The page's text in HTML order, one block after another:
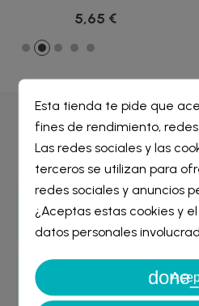
5,65 €
Por qué comprar en
Entrega GRATIS
Garantía de
asegurada
Crear lista de deseos
Nombre de la lista de deseos
Cancelar
Iniciar sesión
Debe iniciar sesión para guardar
deseos.
Esta tienda te pide que
fines de rendimiento,
Las redes sociales y las
terceros se utilizan para
redes sociales y anuncios
¿Aceptas estas cookies y
datos personales